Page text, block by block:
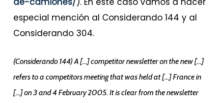
especial mención al Considerando 144 y al
Considerando 304.
(Considerando 144) A […] competitor newsletter on the new […]
refers to a competitors meeting that was held at […] France in
[…] on 3 and 4 February 2005. It is clear from the newsletter